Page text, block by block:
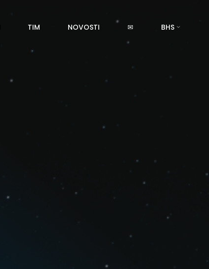
TIM NOVOSTI ✉ BHS